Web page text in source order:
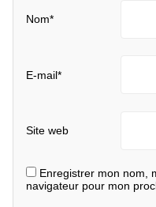
Nom*
E-mail*
Site web
Enregistrer mon nom,
navigateur pour mon